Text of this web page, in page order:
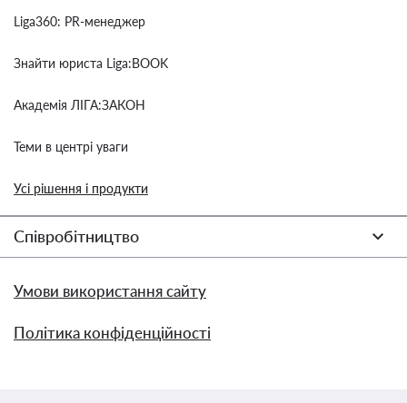
Liga360: PR-менеджер
Знайти юриста Liga:BOOK
Академія ЛІГА:ЗАКОН
Теми в центрі уваги
Усі рішення і продукти
Співробітництво
Умови використання сайту
Політика конфіденційності